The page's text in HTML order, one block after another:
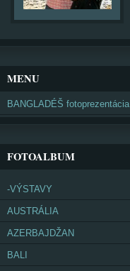
MENU
BANGLADÉŠ fotoprezentácia
FOTOALBUM
-VÝSTAVY
AUSTRÁLIA
AZERBAJDŽAN
BALI